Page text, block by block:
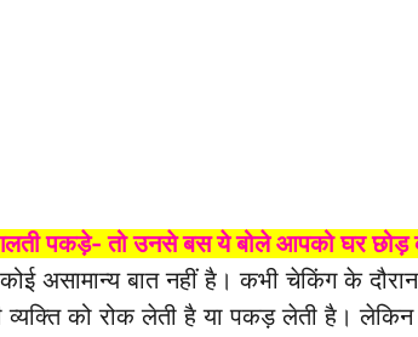
पकड़े- तो उनसे बस ये बोले आपको घर छोड़
असामान्य बात नहीं है। कभी चेकिंग के
को रोक लेती है या पकड़ लेती है।